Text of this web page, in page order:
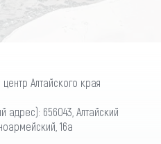
Алтайского края
адрес): 656043, Алтайский
16а